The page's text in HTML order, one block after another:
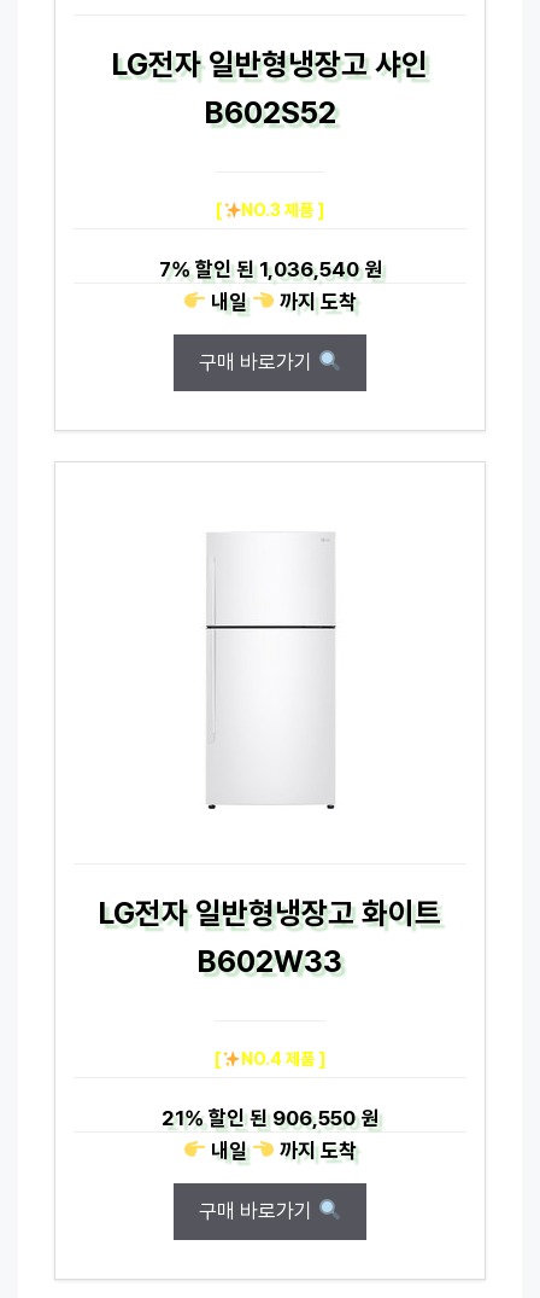
LG전자 일반형냉장고 샤인
B602S52
[ NO.3 제품 ]
7%할인 된1,036,540 원
내일
까지도착
구매 바로가기
LG전자 일반형냉장고 화이트
B602W33
[ NO.4 제품 ]
21%할인 된906,550 원
내일
까지도착
구매 바로가기